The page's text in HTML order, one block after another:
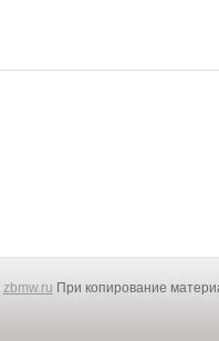
zbmw.ru При копирование